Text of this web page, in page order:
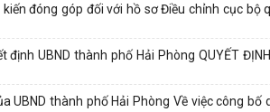
kiến đóng góp đối với hồ sơ Điều chỉnh cục
định UBND thành phố Hải Phòng QUYẾT
UBND thành phố Hải Phòng Về việc công